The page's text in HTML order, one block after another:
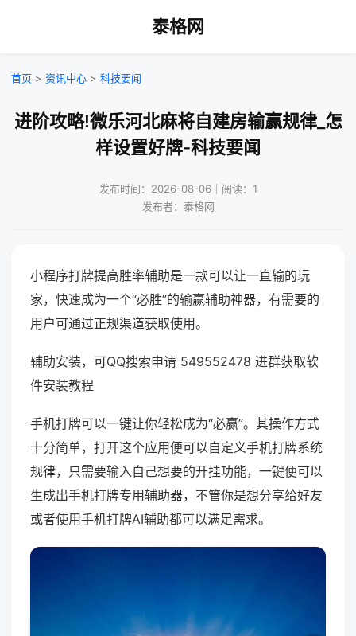
泰格网
首页 > 资讯中心 > 科技要闻
进阶攻略!微乐河北麻将自建房输赢规律_怎
样设置好牌-科技要闻
发布时间：2026-08-06｜阅读：1
发布者：泰格网
小程序打牌提高胜率辅助是一款可以让一直输的玩
家，快速成为一个“必胜”的输赢辅助神器，有需要的
用户可通过正规渠道获取使用。
辅助安装，可QQ搜索申请 549552478 进群获取软
件安装教程
手机打牌可以一键让你轻松成为“必赢”。其操作方式
十分简单，打开这个应用便可以自定义手机打牌系统
规律，只需要输入自己想要的开挂功能，一键便可以
生成出手机打牌专用辅助器，不管你是想分享给好友
或者使用手机打牌AI辅助都可以满足需求。